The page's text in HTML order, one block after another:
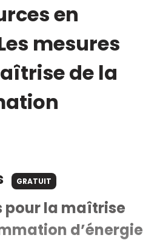
en
mesures
de la
GRATUIT
pour la maîtrise
d’énergie